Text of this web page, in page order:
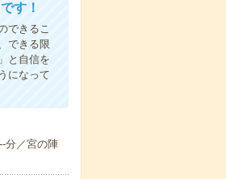
す！
できるこ
できる限
と自信を
になって
分／宮の陣